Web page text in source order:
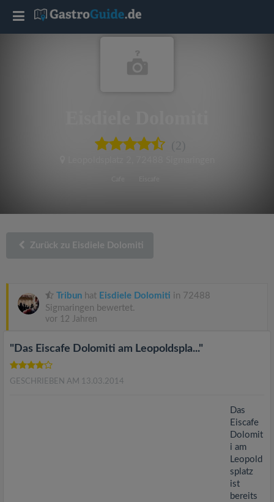
(2)
Zurück zu Eisdiele Dolomiti
Tribun hat Eisdiele Dolomiti in 72488
Sigmaringen bewertet.
vor 12 Jahren
"Das Eiscafe Dolomiti am Leopoldspla..."
GESCHRIEBEN AM 13.03.2014
Das
Eiscafe
Dolomit
i am
Leopold
splatz
ist
bereits
T
i